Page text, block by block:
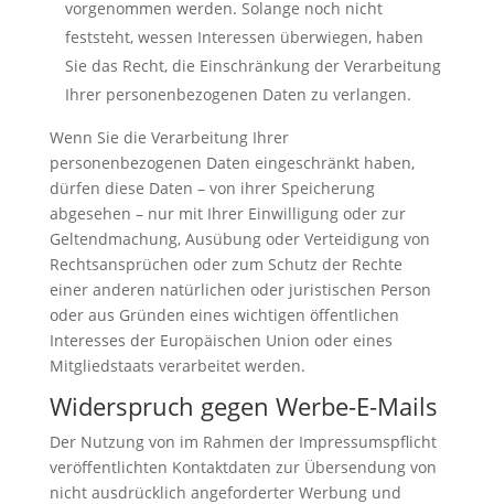
vorgenommen werden. Solange noch nicht
feststeht, wessen Interessen überwiegen, haben
Sie das Recht, die Einschränkung der Verarbeitung
Ihrer personenbezogenen Daten zu verlangen.
Wenn Sie die Verarbeitung Ihrer
personenbezogenen Daten eingeschränkt haben,
dürfen diese Daten – von ihrer Speicherung
abgesehen – nur mit Ihrer Einwilligung oder zur
Geltendmachung, Ausübung oder Verteidigung von
Rechtsansprüchen oder zum Schutz der Rechte
einer anderen natürlichen oder juristischen Person
oder aus Gründen eines wichtigen öffentlichen
Interesses der Europäischen Union oder eines
Mitgliedstaats verarbeitet werden.
Widerspruch gegen Werbe-E-Mails
Der Nutzung von im Rahmen der Impressumspflicht
veröffentlichten Kontaktdaten zur Übersendung von
nicht ausdrücklich angeforderter Werbung und